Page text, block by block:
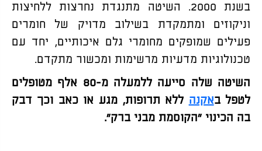
בשנת 2000. השיטה מתנגדת נחרצות ללחיצות
וניקוזים ומתמקדת בשילוב מדויק של חומרים
פעילים שמופקים מחומרי גלם איכותיים, יחד עם
טכנולוגיות מדעיות מרשימות ומכשור מתקדם.
השיטה שלה סייעה ללמעלה מ-80 אלף מטופלים
לטפל באקנהללא תרופות, מגע או כאב וכך דבק
בה הכינוי “הקוסמת מבני ברק”.